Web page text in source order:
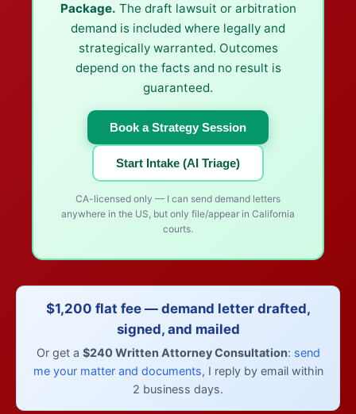
Package. The draft lawsuit or arbitration
demand is included where legally and
strategically warranted. Outcomes
depend on the facts and no result is
guaranteed.
Book a Strategy Session
Start Intake (AI Triage)
CA-licensed only — I can send demand letters
anywhere in the US, but only file/appear in California
courts.
$1,200 flat fee — demand letter drafted,
signed, and mailed
Or get a $240 Written Attorney Consultation: send
me your matter and documents, I reply by email within
2 business days.